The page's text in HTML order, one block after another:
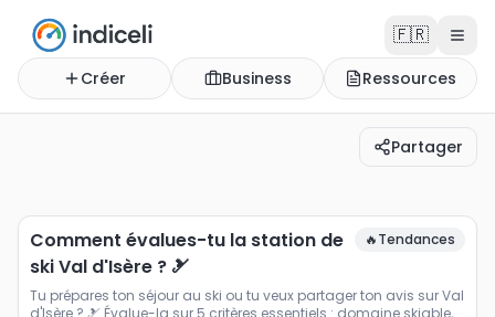
🇫🇷
Créer Business Ressources
Partager
Comment évalues-tu la station de ski Val d'Isère ? 🎿
Tu prépares ton séjour au ski ou tu veux partager ton
Comment évalues-tu la station de
ski Val d'Isère ? 🎿
🔥Tendances
Tu prépares ton séjour au ski ou tu veux partager ton avis sur Val
d'Isère ? 🎿 Évalue-la sur 5 critères essentiels : domaine skiable,